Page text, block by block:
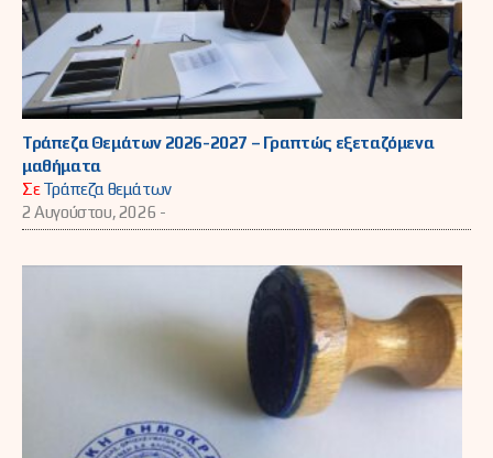
Τράπεζα Θεμάτων 2026-2027 – Γραπτώς εξεταζόμενα
μαθήματα
ΣεΤράπεζα θεμάτων
2 Αυγούστου, 2026 -